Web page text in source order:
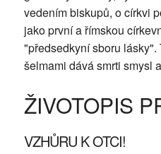
vedením biskupů, o církvi
jako první a římskou
"předsedkyní sboru
šelmami dává smrti smysl
ŽIVOTOPIS
VZHŮRU K OTCI!